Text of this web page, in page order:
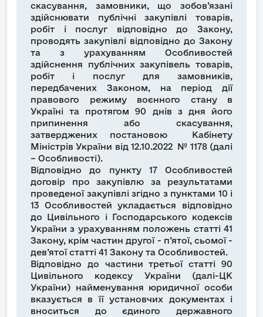
скасування, замовники, що зобов’язані
здійснювати публічні закупівлі товарів,
робіт і послуг відповідно до Закону,
проводять закупівлі відповідно до Закону
та з урахуванням Особливостей
здійснення публічних закупівель товарів,
робіт і послуг для замовників,
передбачених Законом, на період дії
правового режиму воєнного стану в
Україні та протягом 90 днів з дня його
припинення або скасування,
затверджених постановою Кабінету
Міністрів України від 12.10.2022 № 1178 (далі
– Особливості).
Відповідно до пункту 17 Особливостей
договір про закупівлю за результатами
проведеної закупівлі згідно з пунктами 10 і
13 Особливостей укладається відповідно
до Цивільного і Господарського кодексів
України з урахуванням положень статті 41
Закону, крім частин другої - п’ятої, сьомої -
дев’ятої статті 41 Закону та Особливостей.
Відповідно до частини третьої статті 90
Цивільного кодексу України (далі-ЦК
України) найменування юридичної особи
вказується в її установчих документах і
вноситься до єдиного державного